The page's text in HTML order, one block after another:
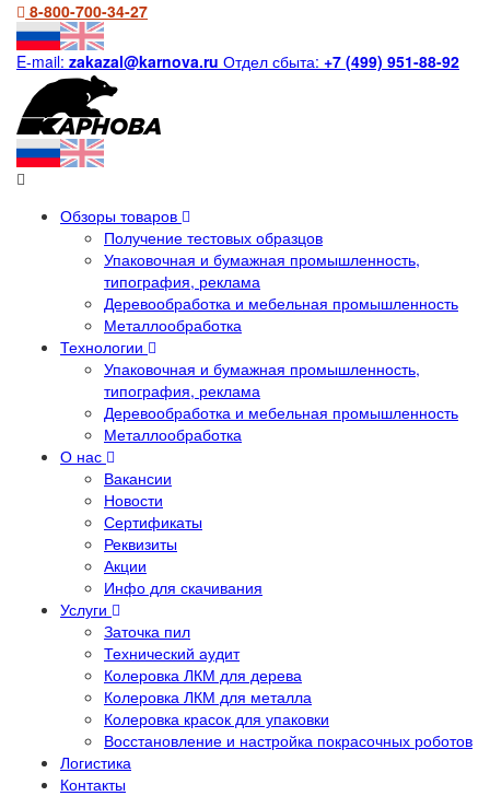
8-800-700-34-27
E-mail: zakazal@karnova.ru Отдел сбыта: +7 (499) 951-88-92
Обзоры товаров
Получение тестовых образцов
Упаковочная и бумажная промышленность,
типография, реклама
Деревообработка и мебельная промышленность
Металлообработка
Технологии
Упаковочная и бумажная промышленность,
типография, реклама
Деревообработка и мебельная промышленность
Металлообработка
О нас
Вакансии
Новости
Сертификаты
Реквизиты
Акции
Инфо для скачивания
Услуги
Заточка пил
Технический аудит
Колеровка ЛКМ для дерева
Колеровка ЛКМ для металла
Колеровка красок для упаковки
Восстановление и настройка покрасочных роботов
Логистика
Контакты